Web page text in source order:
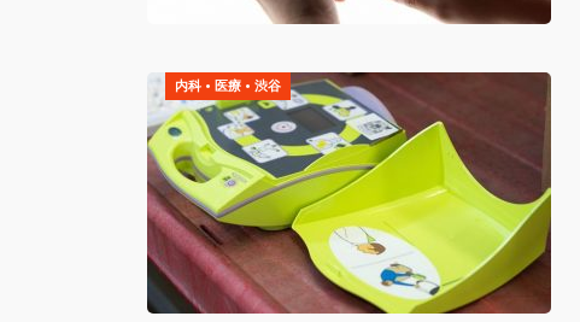
内科 • 医療 • 渋谷